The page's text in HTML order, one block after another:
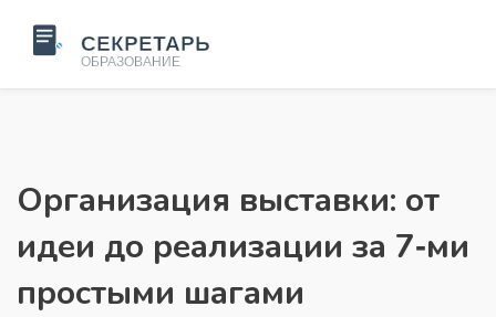
Организация выставки: от
идеи до реализации за 7‑ми
простыми шагами